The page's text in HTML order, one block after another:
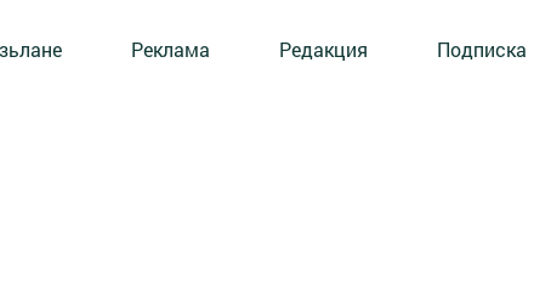
Реклама Редакция Подписка